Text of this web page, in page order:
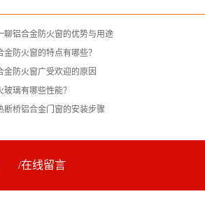
聊铝合金防火窗的优势与用途
金防火窗的特点有哪些？
金防火窗广受欢迎的原因
玻璃有哪些性能？
断桥铝合金门窗的安装步骤
在线留言